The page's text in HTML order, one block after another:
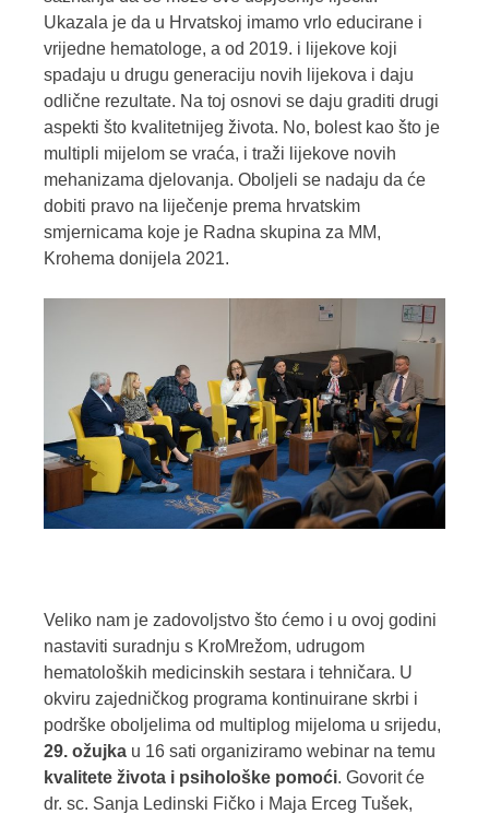
Ukazala je da u Hrvatskoj imamo vrlo educirane i
vrijedne hematologe, a od 2019. i lijekove koji
spadaju u drugu generaciju novih lijekova i daju
odlične rezultate. Na toj osnovi se daju graditi drugi
aspekti što kvalitetnijeg života. No, bolest kao što je
multipli mijelom se vraća, i traži lijekove novih
mehanizama djelovanja. Oboljeli se nadaju da će
dobiti pravo na liječenje prema hrvatskim
smjernicama koje je Radna skupina za MM,
Krohema donijela 2021.
Veliko nam je zadovoljstvo što ćemo i u ovoj godini
nastaviti suradnju s KroMrežom, udrugom
hematoloških medicinskih sestara i tehničara. U
okviru zajedničkog programa kontinuirane skrbi i
podrške oboljelima od multiplog mijeloma u srijedu,
29. ožujka u 16 sati organiziramo webinar na temu
kvalitete života i psihološke pomoći. Govorit će
dr. sc. Sanja Ledinski Fičko i Maja Erceg Tušek,